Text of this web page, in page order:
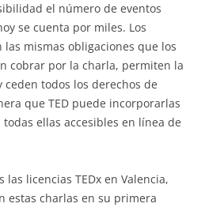
el número de eventos
se cuenta por miles. Los
las mismas obligaciones que los
cobrar por la charla, permiten la
todos los derechos de
que TED puede incorporarlas
ellas accesibles en línea de
las licencias TEDx en Valencia,
estas charlas en su primera